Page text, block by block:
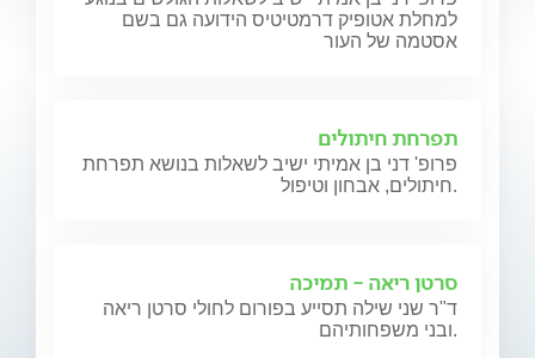
למחלת אטופיק דרמטיטיס הידועה גם בשם
אסטמה של העור
תפרחת חיתולים
פרופ' דני בן אמיתי ישיב לשאלות בנושא תפרחת
חיתולים, אבחון וטיפול.
סרטן ריאה - תמיכה
ד"ר שני שילה תסייע בפורום לחולי סרטן ריאה
ובני משפחותיהם.